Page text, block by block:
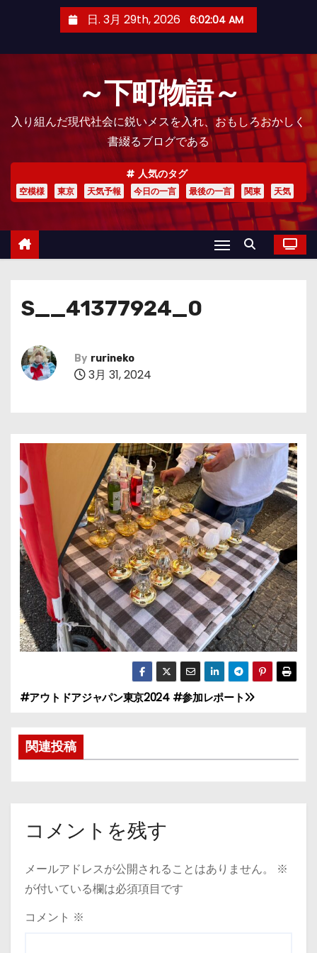
日. 3月 29th, 2026 6:02:05 AM
～下町物語～
入り組んだ現代社会に鋭いメスを入れ、おもしろおかしく
書綴るブログである
人気のタグ
空模様 東京 天気予報 今日の一言 最後の一言 関東 天気
S__41377924_0
By rurineko
3月 31, 2024
投
稿
ナ
ゲ
シ
ョ
#アウトドアジャパン東京2024 #参加レポート
関連投稿
コメントを残す
メールアドレスが公開されることはありません。
※
が付いている欄は必須項目です
コメント ※